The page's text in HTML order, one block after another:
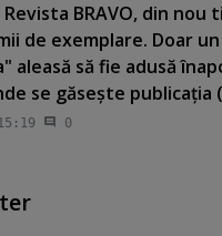
Revista BRAVO, din nou
de exemplare. Doar
aleasă să fie adusă
se găseşte publicaţia
0